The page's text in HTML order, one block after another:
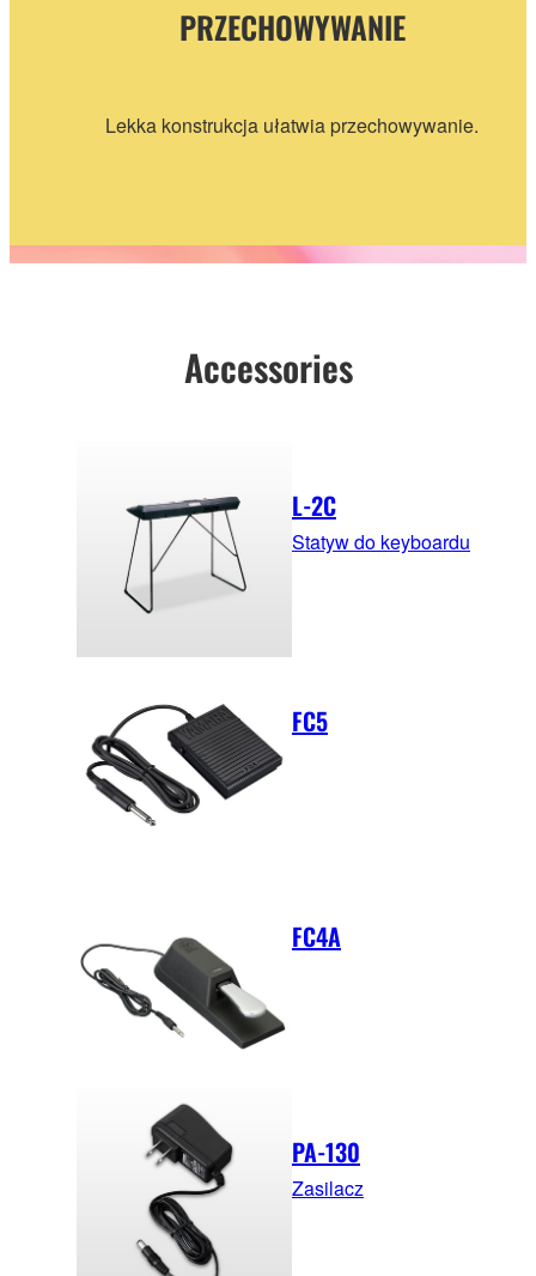
PRZECHOWYWANIE
Lekka konstrukcja ułatwia przechowywanie.
Accessories
L-2C
Statyw do keyboardu
FC5
FC4A
PA-130
Zasilacz